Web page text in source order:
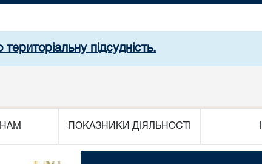
підсудність.
ПОКАЗНИКИ ДІЯЛЬНОСТІ